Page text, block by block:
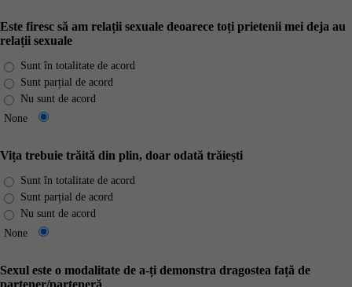
Este firesc să am relații sexuale deoarece toți prietenii mei deja au
relații sexuale
Sunt în totalitate de acord
Sunt parțial de acord
Nu sunt de acord
None
Vița trebuie trăită din plin, doar odată trăiești
Sunt în totalitate de acord
Sunt parțial de acord
Nu sunt de acord
None
Sexul este o modalitate de a-ți demonstra dragostea față de